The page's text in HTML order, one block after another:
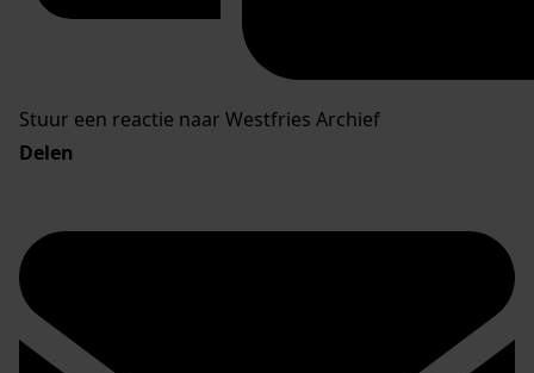
Stuur een reactie naar Westfries Archief
Delen